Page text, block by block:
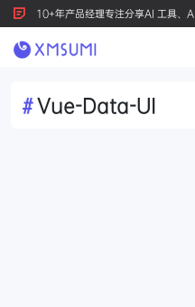
10+年产品经理专注分享AI 工具
产品创新，按 Ctrl+D 收藏我们
#Vue-Data-UI